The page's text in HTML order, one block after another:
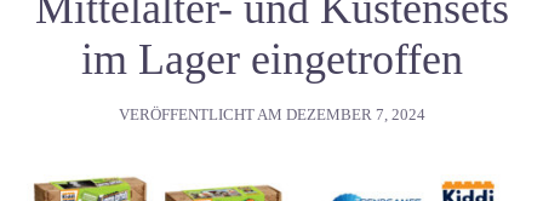
im Lager eingetroffen
VERÖFFENTLICHT AM DEZEMBER 7, 2024